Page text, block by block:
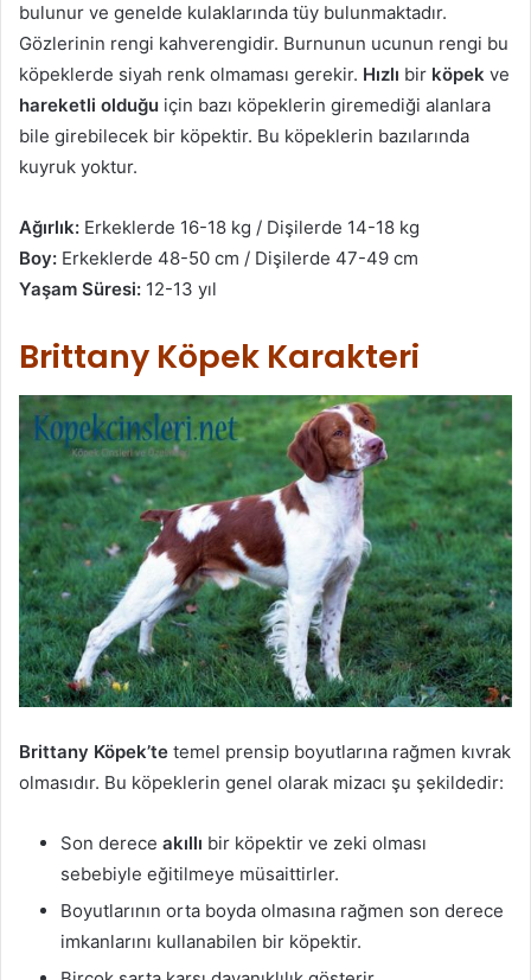
bulunur ve genelde kulaklarında tüy bulunmaktadır.
Gözlerinin rengi kahverengidir. Burnunun ucunun rengi bu
köpeklerde siyah renk olmaması gerekir. Hızlı bir köpek ve
hareketli olduğu için bazı köpeklerin giremediği alanlara
bile girebilecek bir köpektir. Bu köpeklerin bazılarında
kuyruk yoktur.
Ağırlık: Erkeklerde 16-18 kg / Dişilerde 14-18 kg
Boy: Erkeklerde 48-50 cm / Dişilerde 47-49 cm
Yaşam Süresi: 12-13 yıl
Brittany Köpek Karakteri
Brittany Köpek’te temel prensip boyutlarına rağmen kıvrak
olmasıdır. Bu köpeklerin genel olarak mizacı şu şekildedir:
Son derece akıllı bir köpektir ve zeki olması
sebebiyle eğitilmeye müsaittirler.
Boyutlarının orta boyda olmasına rağmen son derece
imkanlarını kullanabilen bir köpektir.